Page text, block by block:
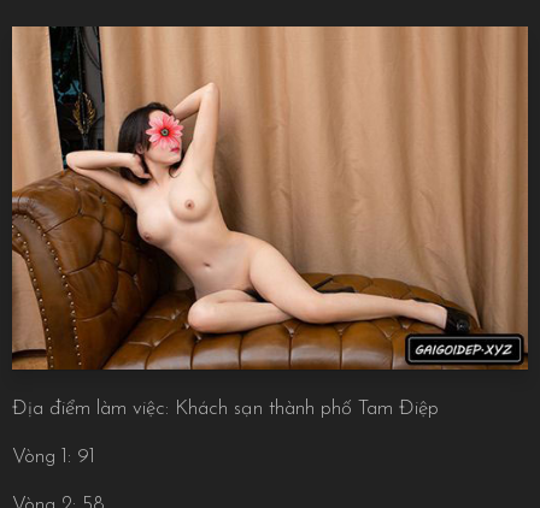
Địa điểm làm việc: Khách sạn thành phố Tam Điệp
Vòng 1: 91